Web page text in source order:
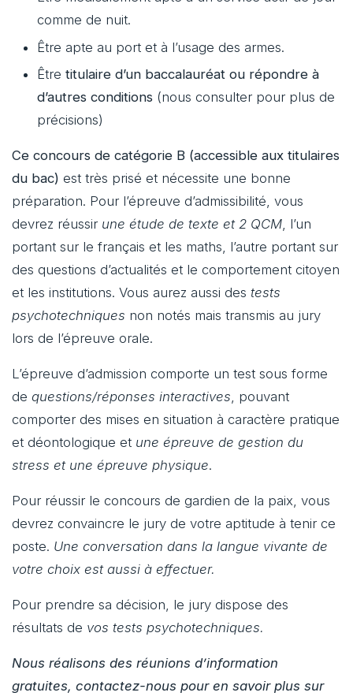
comme de nuit.
Être apte au port et à l’usage des armes.
Être titulaire d’un baccalauréat ou répondre à
d’autres conditions (nous consulter pour plus de
précisions)
Ce concours de catégorie B (accessible aux titulaires
du bac) est très prisé et nécessite une bonne
préparation. Pour l’épreuve d’admissibilité, vous
devrez réussir une étude de texte et 2 QCM, l’un
portant sur le français et les maths, l’autre portant sur
des questions d’actualités et le comportement citoyen
et les institutions. Vous aurez aussi des tests
psychotechniques non notés mais transmis au jury
lors de l’épreuve orale.
L’épreuve d’admission comporte un test sous forme
de questions/réponses interactives, pouvant
comporter des mises en situation à caractère pratique
et déontologique et une épreuve de gestion du
stress et une épreuve physique.
Pour réussir le concours de gardien de la paix, vous
devrez convaincre le jury de votre aptitude à tenir ce
poste. Une conversation dans la langue vivante de
votre choix est aussi à effectuer.
Pour prendre sa décision, le jury dispose des
résultats de vos tests psychotechniques.
Nous réalisons des réunions d’information
gratuites, contactez-nous pour en savoir plus sur